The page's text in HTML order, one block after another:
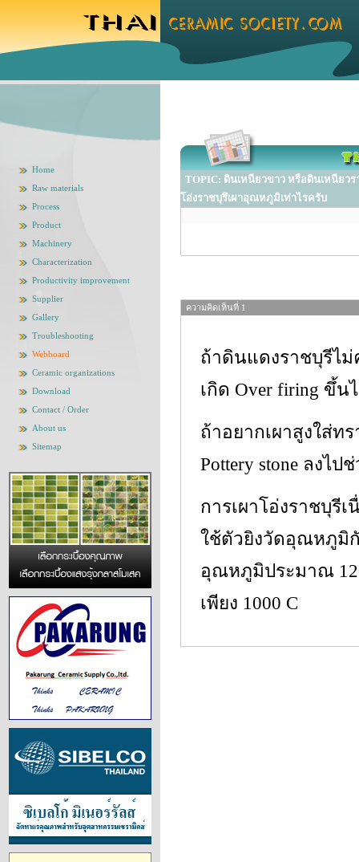
Home
Raw materials
Process
Product
Machinery
Characterization
Productivity improvement
Supplier
Gallery
Troubleshooting
Webboard
Ceramic organizations
Download
Contact / Order
About us
Sitemap
TOPIC: ดินเหนียวขาว หรือดินเหนียวร
โอ่งราชบุรึเผาอุณหภูมิเท่าไรครับ
ความคิดเห็นที่ 1
ถ้าดินแดงราชบุรีไม่
เกิด Over firing ขึ้น
ถ้าอยากเผาสูงใส่ท
Pottery stone ลงไป
การเผาโอ่งราชบุรี
ใช้ตัวยิงวัดอุณหภูมิ
อุณหภูมิประมาณ
เพียง 1000 C